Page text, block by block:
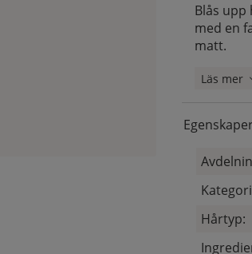
Blås
med en
matt.
Läs mer
Egenskaper
Hårtyp: